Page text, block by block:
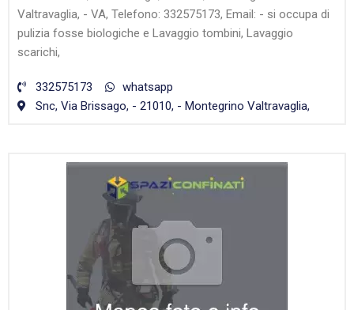
Valtravaglia, - VA, Telefono: 332575173, Email: - si occupa di
pulizia fosse biologiche e Lavaggio tombini, Lavaggio
scarichi,
332575173
whatsapp
Snc, Via Brissago, - 21010, - Montegrino Valtravaglia,